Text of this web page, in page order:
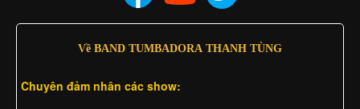
Về BAND TUMBADORA THANH TÙNG
Chuyên đảm nhân các show: